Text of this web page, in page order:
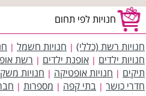
חנויות לפי תחום
חנויות רשת (כללי) | חנויות חשמל |
חנויות ילדים | אופנת ילדים | רשת
תיקים | חנויות אופטיקה | חנויות
חדרי כושר | בתי קפה | מספרות |